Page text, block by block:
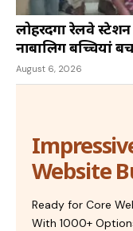
लोहरदगा रेलवे स्टेशन
नाबालिग बच्चियां
August 6, 2026
Website
Ready for Core
With 1000+